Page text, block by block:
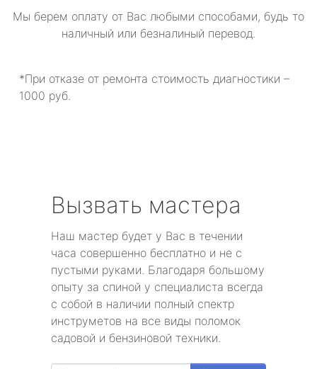
Мы берем оплату от Вас любыми способами, будь то
наличный или безналиный перевод.
*При отказе от ремонта стоимость диагностики –
1000 руб.
Вызвать мастера
Наш мастер будет у Вас в течении
часа совершенно бесплатно и не с
пустыми руками. Благодаря большому
опыту за спиной у специалиста всегда
с собой в наличии полный спектр
инструметов на все виды поломок
садовой и бензиновой техники.